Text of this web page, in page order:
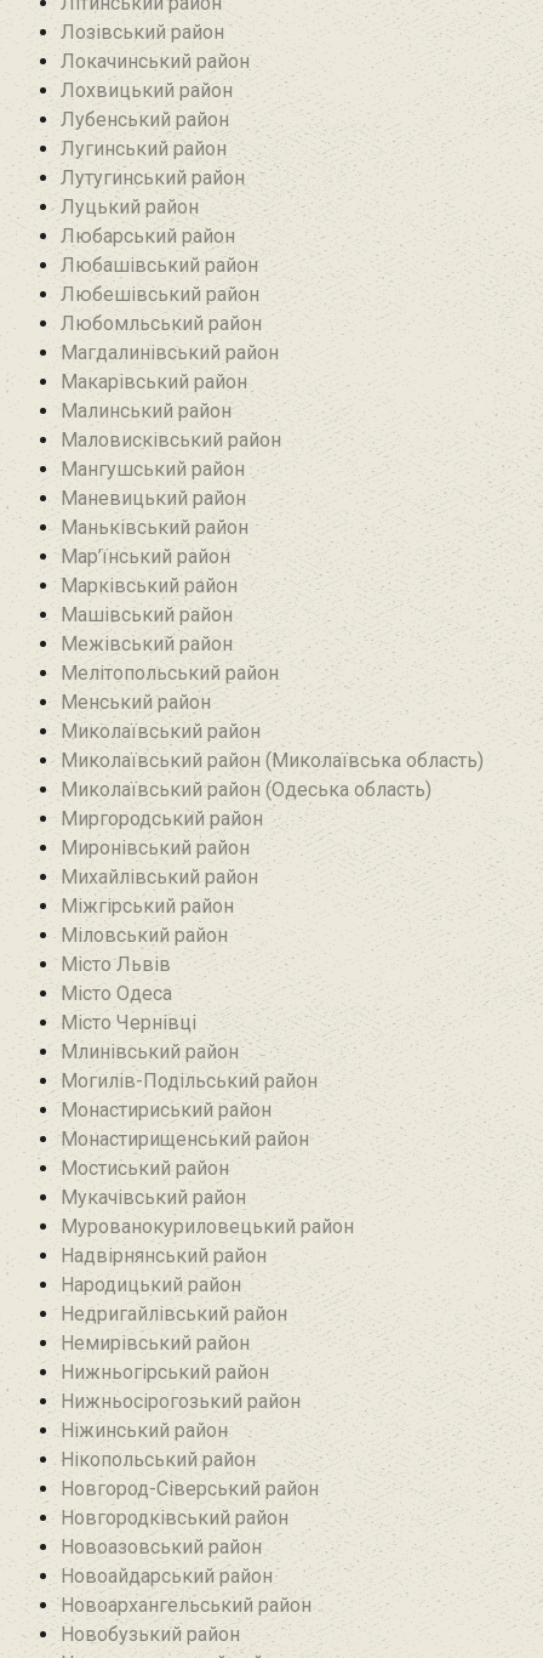
Лозівський район
Локачинський район
Лохвицький район
Лубенський район
Лугинський район‎
Лутугинський район
Луцький район
Любарський район‎
Любашівський район‎
Любешівський район
Любомльський район
Магдалинівський район
Макарівський район
Малинський район
Маловисківський район
Мангушський район
Маневицький район
Маньківський район‎
Мар’їнський район‎
Марківський район
Машівський район‎
Межівський район
Мелітопольський район
Менський район
Миколаївський район
Миколаївський район (Миколаївська область)
Миколаївський район (Одеська область)
Миргородський район
Миронівський район
Михайлівський район‎
Міжгірський район
Міловський район‎
Місто Львів
Місто Одеса
Місто Чернівці
Млинівський район‎
Могилів-Подільський район
Монастириський район
Монастирищенський район
Мостиський район
Мукачівський район
Мурованокуриловецький район
Надвірнянський район
Народицький район‎
Недригайлівський район‎
Немирівський район
Нижньогірський район
Нижньосірогозький район
Ніжинський район
Нікопольський район
Новгород-Сіверський район
Новгородківський район
Новоазовський район
Новоайдарський район‎
Новоархангельський район
Новобузький район‎